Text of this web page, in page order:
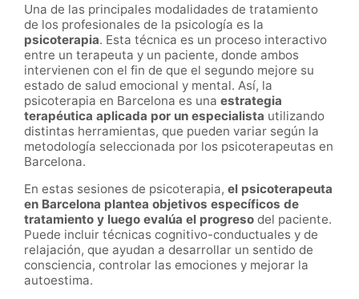
Una de las principales modalidades de tratamiento
de los profesionales de la psicología es la
psicoterapia. Esta técnica es un proceso interactivo
entre un terapeuta y un paciente, donde ambos
intervienen con el fin de que el segundo mejore su
estado de salud emocional y mental. Así, la
psicoterapia en Barcelona es una estrategia
terapéutica aplicada por un especialista utilizando
distintas herramientas, que pueden variar según la
metodología seleccionada por los psicoterapeutas en
Barcelona.
En estas sesiones de psicoterapia, el psicoterapeuta
en Barcelona plantea objetivos específicos de
tratamiento y luego evalúa el progreso del paciente.
Puede incluir técnicas cognitivo-conductuales y de
relajación, que ayudan a desarrollar un sentido de
consciencia, controlar las emociones y mejorar la
autoestima.